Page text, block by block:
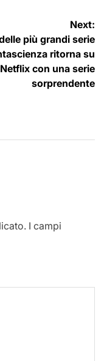
Next:
più grandi serie
ritorna su
Netflix con una serie
sorprendente
I campi